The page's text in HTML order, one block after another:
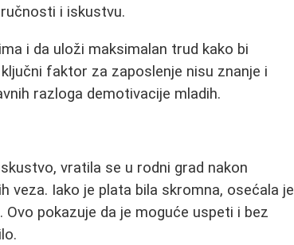
i iskustvu.
i da uloži maksimalan trud kako bi
faktor za zaposlenje nisu znanje i
razloga demotivacije mladih.
vratila se u rodni grad nakon
veza. Iako je plata bila skromna, osećala je
pokazuje da je moguće uspeti i bez